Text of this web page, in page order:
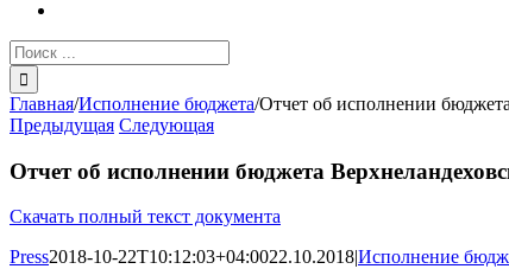
Результат
поиска:
Главная/Исполнение бюджета/Отчет об исполнении
Предыдущая Следующая
Отчет об исполнении бюджета
Скачать полный текст документа
Press2018-10-22T10:12:03+04:0022.10.2018|Исполнение